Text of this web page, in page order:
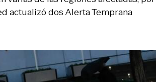
actualizó dos Alerta Temprana